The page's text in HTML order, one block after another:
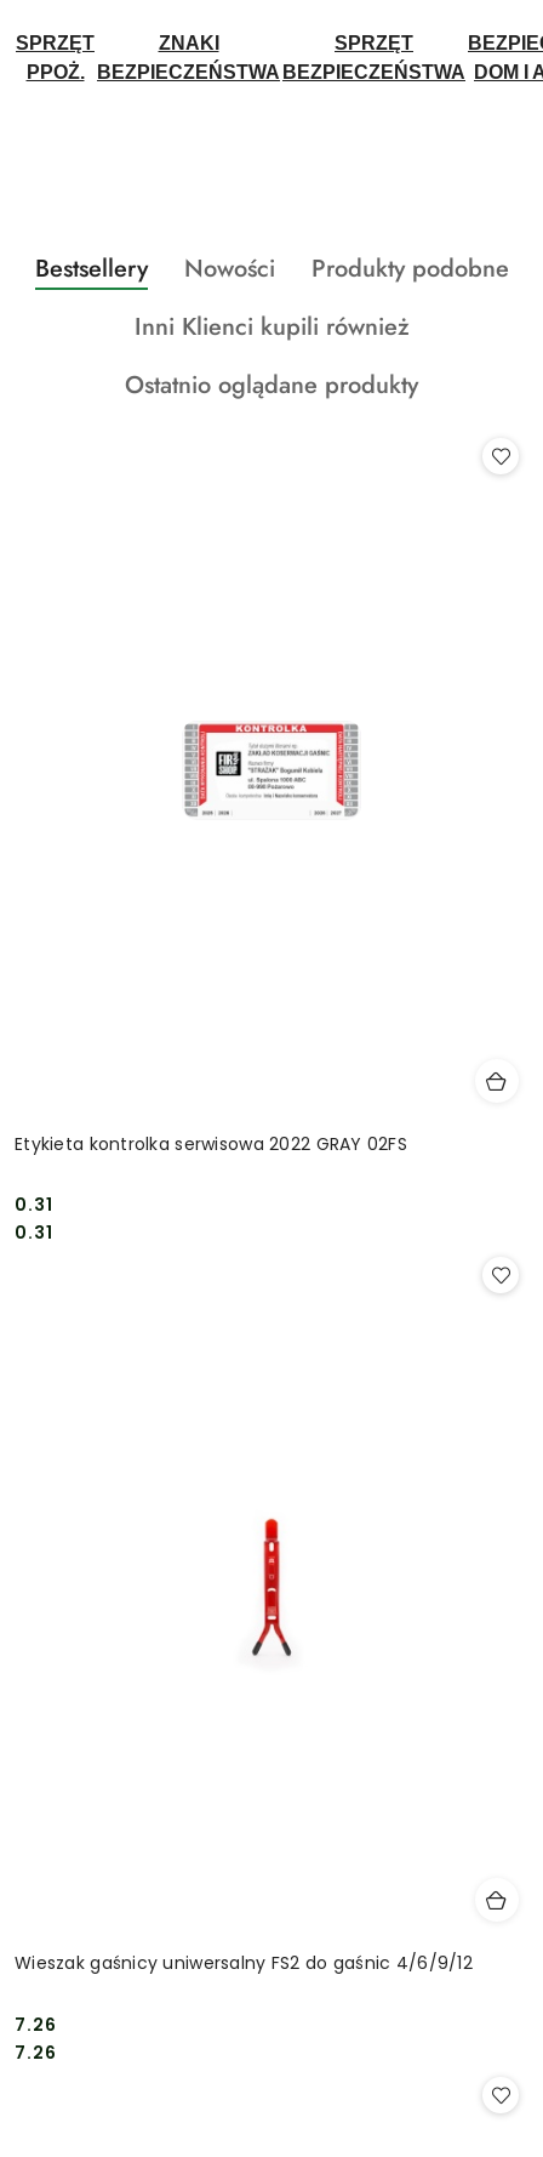
SPRZĘT
PPOŻ.
ZNAKI
BEZPIECZEŃSTWA
SPRZĘT
BEZPIECZEŃSTWA
DOM I
Pomiń karuzelę produktów
Produkty
o
Bestsellery
Produkty
statusie:
Nowości
Produkty
statusie:
Produkty podobne
Produkty
statusie:
Inni Klienci kupili również
Produkty
Ostatnio oglądane produkty
Etykieta kontrolka serwisowa 2022 GRAY 02FS
Cena:
0.31
Cena:
0.31
Wieszak gaśnicy uniwersalny FS2 do gaśnic 4/6/9/12
Cena:
7.26
Cena:
7.26